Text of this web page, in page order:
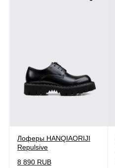
Лоферы HANQIAORIJI
Repulsive
8 890 RUB